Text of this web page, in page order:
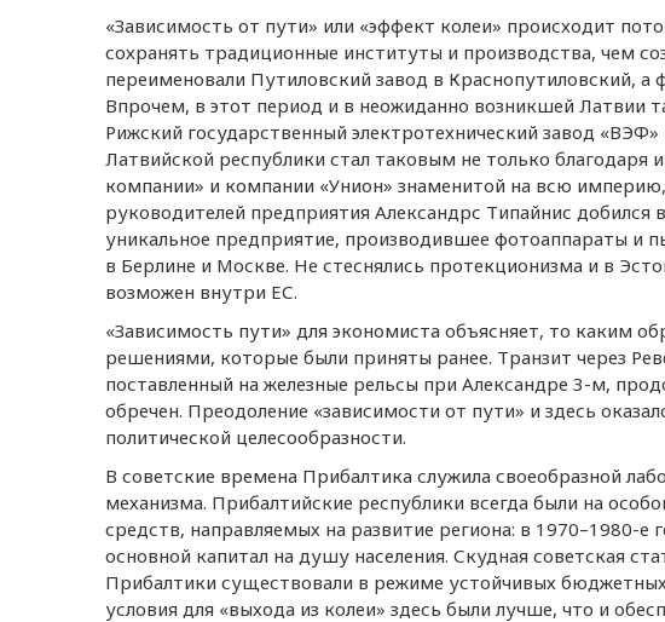
«Зависимость от пути» или «эффект колеи» происходит
сохранять традиционные институты и производства, чем
переименовали Путиловский завод в Краснопутиловский, а
Впрочем, в этот период и в неожиданно возникшей Латвии
Рижский государственный электротехнический завод
Латвийской республики стал таковым не только
компании» и компании «Унион» знаменитой на всю
руководителей предприятия Александрс Типайнис
уникальное предприятие, производившее фотоаппараты и
в Берлине и Москве. Не стеснялись протекционизма и в
возможен внутри ЕС.
«Зависимость пути» для экономиста объясняет, то каким
решениями, которые были приняты ранее. Транзит через
поставленный на железные рельсы при Александре 3-м,
обречен. Преодоление «зависимости от пути» и здесь
политической целесообразности.
В советские времена Прибалтика служила своеобразной
механизма. Прибалтийские республики всегда были на
средств, направляемых на развитие региона: в 1970–1980-
основной капитал на душу населения. Скудная советская
Прибалтики существовали в режиме устойчивых
условия для «выхода из колеи» здесь были лучше, что и